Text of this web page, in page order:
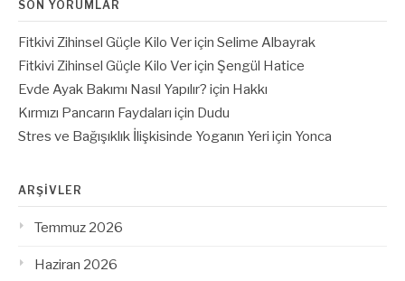
SON YORUMLAR
Fitkivi Zihinsel Güçle Kilo Veriçin Selime Albayrak
Fitkivi Zihinsel Güçle Kilo Veriçin Şengül Hatice
Evde Ayak Bakımı Nasıl Yapılır? için Hakkı
Kırmızı Pancarın Faydaları için Dudu
Stres ve Bağışıklık İlişkisinde Yoganın Yeri için Yonca
ARŞIVLER
Temmuz 2026
Haziran 2026